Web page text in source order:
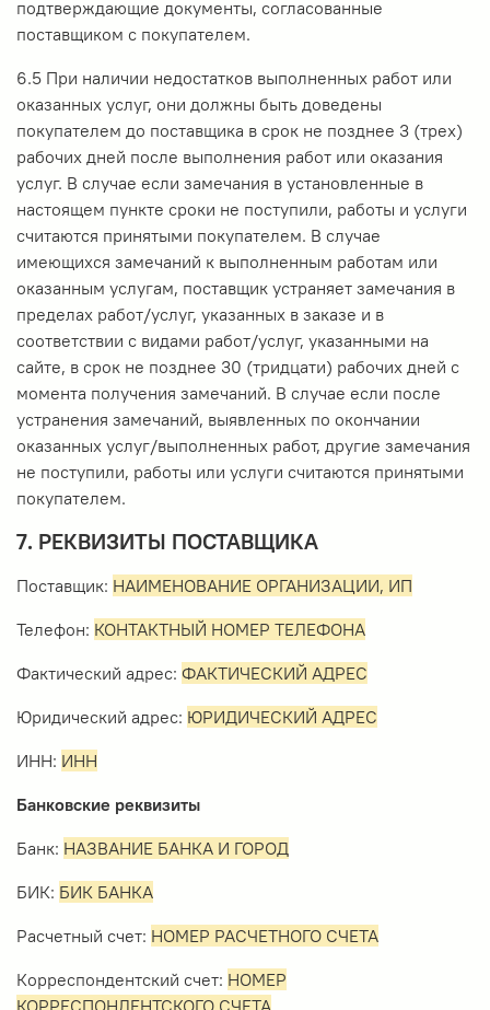
подтверждающие документы, согласованные
поставщиком с покупателем.
6.5 При наличии недостатков выполненных работ или
оказанных услуг, они должны быть доведены
покупателем до поставщика в срок не позднее 3 (трех)
рабочих дней после выполнения работ или оказания
услуг. В случае если замечания в установленные в
настоящем пункте сроки не поступили, работы и услуги
считаются принятыми покупателем. В случае
имеющихся замечаний к выполненным работам или
оказанным услугам, поставщик устраняет замечания в
пределах работ/услуг, указанных в заказе и в
соответствии с видами работ/услуг, указанными на
сайте, в срок не позднее 30 (тридцати) рабочих дней с
момента получения замечаний. В случае если после
устранения замечаний, выявленных по окончании
оказанных услуг/выполненных работ, другие замечания
не поступили, работы или услуги считаются принятыми
покупателем.
7. РЕКВИЗИТЫ ПОСТАВЩИКА
Поставщик: НАИМЕНОВАНИЕ ОРГАНИЗАЦИИ, ИП
Телефон: КОНТАКТНЫЙ НОМЕР ТЕЛЕФОНА
Фактический адрес: ФАКТИЧЕСКИЙ АДРЕС
Юридический адрес: ЮРИДИЧЕСКИЙ АДРЕС
ИНН: ИНН
Банковские реквизиты
Банк: НАЗВАНИЕ БАНКА И ГОРОД
БИК: БИК БАНКА
Расчетный счет: НОМЕР РАСЧЕТНОГО СЧЕТА
Корреспондентский счет: НОМЕР
КОРРЕСПОНДЕНТСКОГО СЧЕТА